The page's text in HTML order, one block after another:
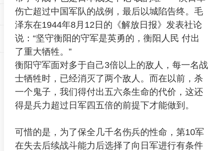
伤亡超过中国军队的战例，最后以城陷告终。毛
泽东在1944年8月12日的《解放日报》发表社论
说：“坚守衡阳的守军是英勇的，衡阳人民 付出
了重大牺牲。”
衡阳守军面对多于自己3倍以上的敌人，每一名战
士牺牲时，已经消灭了两个敌人。而在以前，杀
一个鬼子，我们得付出五六条生命的代价，这还
得是兵力超过日军四五倍的前提下才能做到。
可惜的是，为了保全几千名伤兵的性命，第10军
在失去后续战斗能力后选择了向日军进行有条件